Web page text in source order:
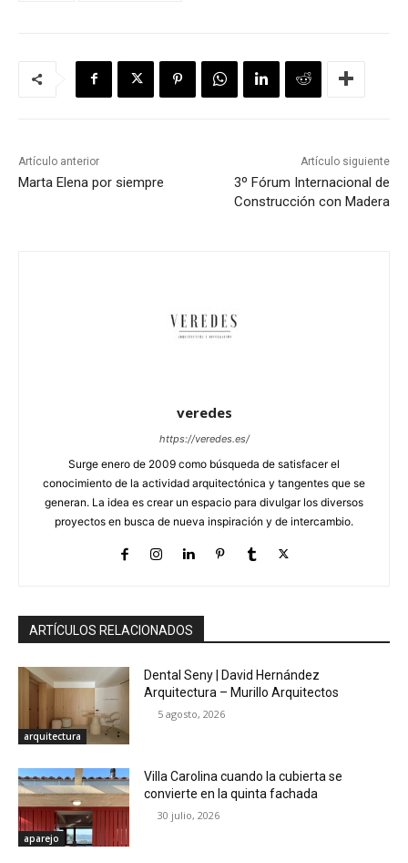
Artículo anterior
Marta Elena por siempre
Artículo siguiente
3º Fórum Internacional de
Construcción con Madera
veredes
https://veredes.es/
Surge enero de 2009 como búsqueda de satisfacer el
conocimiento de la actividad arquitectónica y tangentes que se
generan. La idea es crear un espacio para divulgar los diversos
proyectos en busca de nueva inspiración y de intercambio.
ARTÍCULOS RELACIONADOS
arquitectura
Dental Seny | David Hernández
Arquitectura – Murillo Arquitectos
5 agosto, 2026
aparejo
Villa Carolina cuando la cubierta se
convierte en la quinta fachada
30 julio, 2026